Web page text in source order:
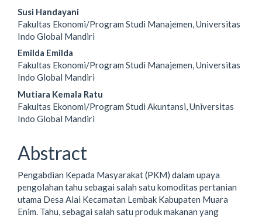
Main
Article
Content
Susi Handayani
Fakultas Ekonomi/Program Studi Manajemen, Universitas
Indo Global Mandiri
Emilda Emilda
Fakultas Ekonomi/Program Studi Manajemen, Universitas
Indo Global Mandiri
Mutiara Kemala Ratu
Fakultas Ekonomi/Program Studi Akuntansi, Universitas
Indo Global Mandiri
Abstract
Pengabdian Kepada Masyarakat (PKM) dalam upaya
pengolahan tahu sebagai salah satu komoditas pertanian
utama Desa Alai Kecamatan Lembak Kabupaten Muara
Enim. Tahu, sebagai salah satu produk makanan yang